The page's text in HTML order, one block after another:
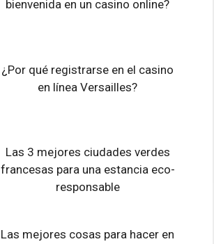
bienvenida en un casino online?
¿Por qué registrarse en el casino
en línea Versailles?
Las 3 mejores ciudades verdes
francesas para una estancia eco-
responsable
Las mejores cosas para hacer en